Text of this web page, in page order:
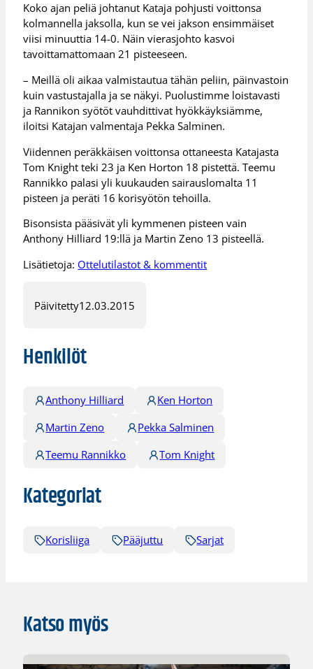
Koko ajan peliä johtanut Kataja pohjusti voittonsa
kolmannella jaksolla, kun se vei jakson ensimmäiset
viisi minuuttia 14-0. Näin vierasjohto kasvoi
tavoittamattomaan 21 pisteeseen.
– Meillä oli aikaa valmistautua tähän peliin, päinvastoin
kuin vastustajalla ja se näkyi. Puolustimme loistavasti
ja Rannikon syötöt vauhdittivat hyökkäyksiämme,
iloitsi Katajan valmentaja Pekka Salminen.
Viidennen peräkkäisen voittonsa ottaneesta Katajasta
Tom Knight teki 23 ja Ken Horton 18 pistettä. Teemu
Rannikko palasi yli kuukauden sairauslomalta 11
pisteen ja peräti 16 korisyötön tehoilla.
Bisonsista pääsivät yli kymmenen pisteen vain
Anthony Hilliard 19:llä ja Martin Zeno 13 pisteellä.
Lisätietoja: Ottelutilastot & kommentit
Päivitetty12.03.2015
Henkilöt
Anthony Hilliard
Ken Horton
Martin Zeno
Pekka Salminen
Teemu Rannikko
Tom Knight
Kategoriat
Korisliiga Pääjuttu Sarjat
Katso myös